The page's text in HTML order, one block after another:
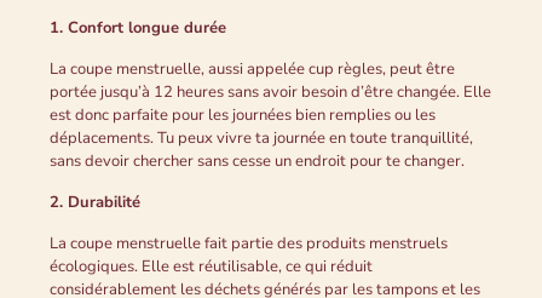
1. Confort longue durée
La coupe menstruelle, aussi appelée cup règles, peut être
portée jusqu’à 12 heures sans avoir besoin d’être changée. Elle
est donc parfaite pour les journées bien remplies ou les
déplacements. Tu peux vivre ta journée en toute tranquillité,
sans devoir chercher sans cesse un endroit pour te changer.
2. Durabilité
La coupe menstruelle fait partie des produits menstruels
écologiques. Elle est réutilisable, ce qui réduit
considérablement les déchets générés par les tampons et les